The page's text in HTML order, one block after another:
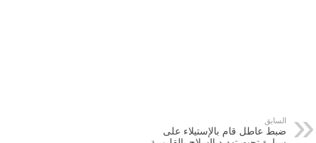
السابق
ضبط عاطل قام بالإستيلاء على